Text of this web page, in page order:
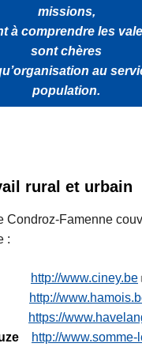
missions,
à comprendre les
sont chères
au
population.
rural et urbain
Condroz-Famenne
:
http://www.ciney.be
http://
https://
http://www.somme-